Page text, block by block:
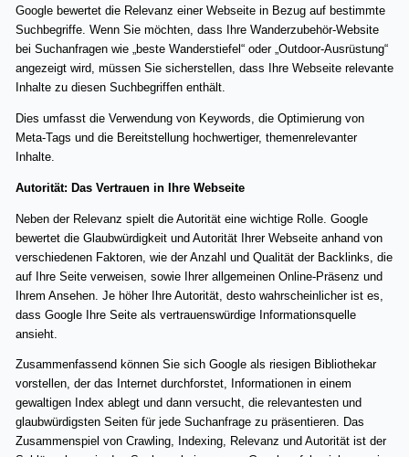
Google bewertet die Relevanz einer Webseite in Bezug auf bestimmte
Suchbegriffe. Wenn Sie möchten, dass Ihre Wanderzubehör-Website
bei Suchanfragen wie „beste Wanderstiefel“ oder „Outdoor-Ausrüstung“
angezeigt wird, müssen Sie sicherstellen, dass Ihre Webseite relevante
Inhalte zu diesen Suchbegriffen enthält.
Dies umfasst die Verwendung von Keywords, die Optimierung von
Meta-Tags und die Bereitstellung hochwertiger, themenrelevanter
Inhalte.
Autorität: Das Vertrauen in Ihre Webseite
Neben der Relevanz spielt die Autorität eine wichtige Rolle. Google
bewertet die Glaubwürdigkeit und Autorität Ihrer Webseite anhand von
verschiedenen Faktoren, wie der Anzahl und Qualität der Backlinks, die
auf Ihre Seite verweisen, sowie Ihrer allgemeinen Online-Präsenz und
Ihrem Ansehen. Je höher Ihre Autorität, desto wahrscheinlicher ist es,
dass Google Ihre Seite als vertrauenswürdige Informationsquelle
ansieht.
Zusammenfassend können Sie sich Google als riesigen Bibliothekar
vorstellen, der das Internet durchforstet, Informationen in einem
gewaltigen Index ablegt und dann versucht, die relevantesten und
glaubwürdigsten Seiten für jede Suchanfrage zu präsentieren. Das
Zusammenspiel von Crawling, Indexing, Relevanz und Autorität ist der